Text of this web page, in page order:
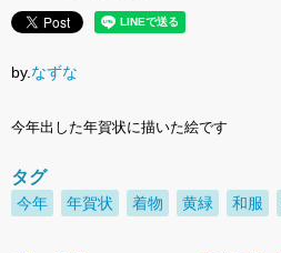
by.なずな
今年出した年賀状に描いた絵です
タグ
今年 年賀状 着物 黄緑 和服